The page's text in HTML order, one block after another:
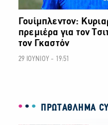
Γουίμπλεντον:
πρεμιέρα για τον
τον Γκαστόν
29 ΙΟΥΝΙΟΥ - 19:51
ΠΡΩΤΑΘΛΗΜΑ